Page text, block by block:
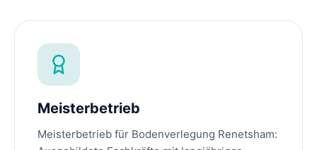
Meisterbetrieb
Meisterbetrieb für Bodenverlegung Renetsham: